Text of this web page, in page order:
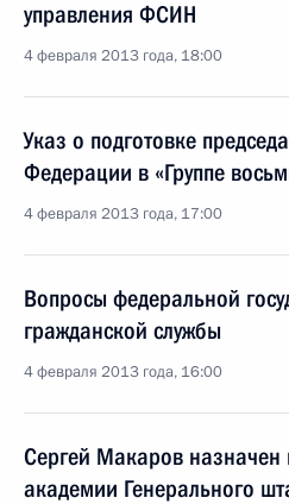
управления ФСИН
4 февраля 2013 года, 18:00
Указ о подготовке
Федерации в «Группе
4 февраля 2013 года, 17:00
Вопросы федеральной
гражданской службы
4 февраля 2013 года, 16:00
Сергей Макаров
академии Генерального